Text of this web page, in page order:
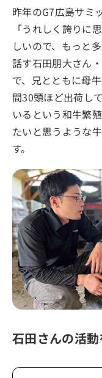
昨年のG7広島サミ
「うれしく誇りに
しいので、もっと
話す石田朋大さん
で、兄とともに母
間30頭ほど出荷し
いるという和牛繁
たいと思うような
す。
石田さんの活